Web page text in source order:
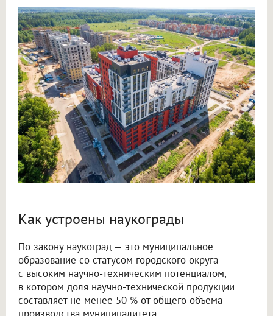
Как устроены наукограды
По закону наукоград — это муниципальное
образование со статусом городского округа
с высоким научно-техническим потенциалом,
в котором доля научно-технической продукции
составляет не менее 50 % от общего объема